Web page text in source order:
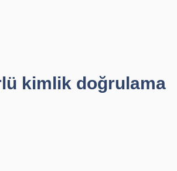
kimlik doğrulama